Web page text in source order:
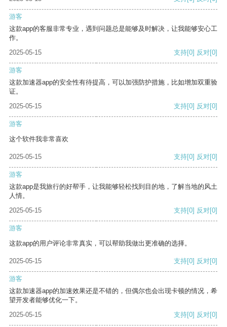
游客
这款app的客服非常专业，遇到问题总是能够及时解决，让我能够安心工
作。
2025-05-15
支持[0] 反对[0]
游客
这款加速器app的安全性有待提高，可以加强防护措施，比如增加双重验
证。
2025-05-15
支持[0] 反对[0]
游客
这个软件我非常喜欢
2025-05-15 支持[0] 反对[0]
游客
这款app是我旅行的好帮手，让我能够轻松找到目的地，了解当地的风土
人情。
2025-05-15
支持[0] 反对[0]
游客
这款app的用户评论非常真实，可以帮助我做出更准确的选择。
2025-05-15 支持[0] 反对[0]
游客
这款加速器app的加速效果还是不错的，但偶尔也会出现卡顿的情况，希
望开发者能够优化一下。
2025-05-15
支持[0] 反对[0]